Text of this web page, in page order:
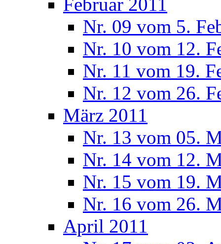
Nr. 09 vom 5.
Nr. 10 vom 12.
Nr. 11 vom 19.
Nr. 12 vom 26.
März 2011
Nr. 13 vom 05.
Nr. 14 vom 12.
Nr. 15 vom 19.
Nr. 16 vom 26.
April 2011